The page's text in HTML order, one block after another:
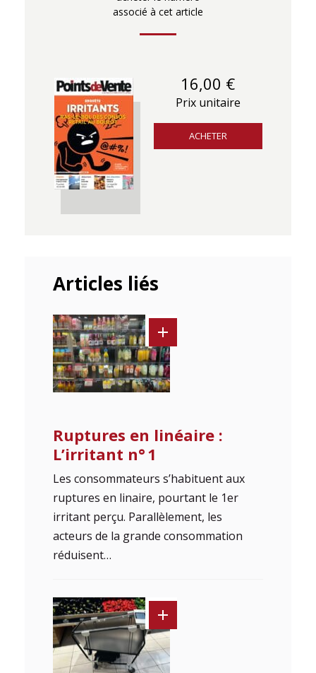
associé à cet article
16,00 €
Prix unitaire
ACHETER
Articles liés
Ruptures en linéaire :
L’irritant n° 1
Les consommateurs s’habituent aux
ruptures en linaire, pourtant le 1er
irritant perçu. Parallèlement, les
acteurs de la grande consommation
réduisent…